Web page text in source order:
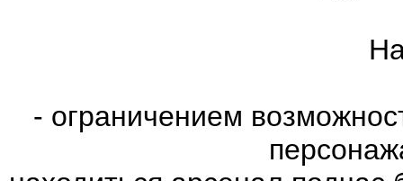
- ограничением